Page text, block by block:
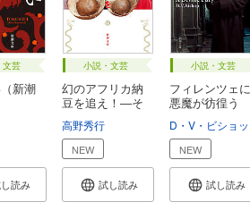
文芸
新潮
読み
小説・文芸
幻のアフリカ納
豆を追え！―そ
高野秀行
NEW
試し読み
小説・文芸
フィレンツェに
悪魔が彷徨う
NEW
試し読み